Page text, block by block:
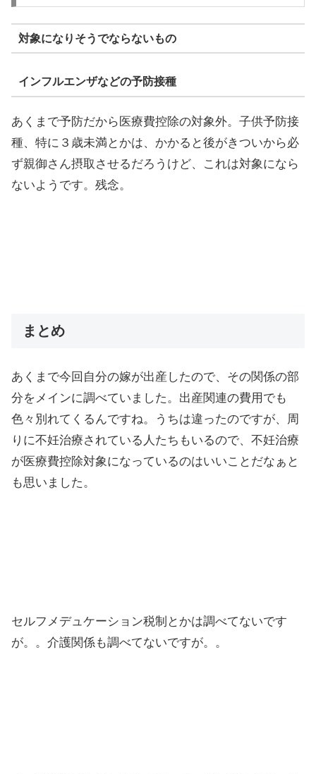
対象になりそうでならないもの
インフルエンザなどの予防接種
あくまで予防だから医療費控除の対象外。子供予防接
種、特に３歳未満とかは、かかると後がきついから必
ず親御さん摂取させるだろうけど、これは対象になら
ないようです。残念。
まとめ
あくまで今回自分の嫁が出産したので、その関係の部
分をメインに調べていました。出産関連の費用でも
色々別れてくるんですね。うちは違ったのですが、周
りに不妊治療されている人たちもいるので、不妊治療
が医療費控除対象になっているのはいいことだなぁと
も思いました。
セルフメデュケーション税制とかは調べてないです
が。。介護関係も調べてないですが。。